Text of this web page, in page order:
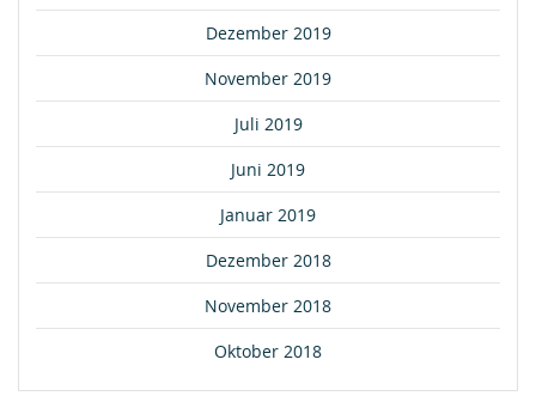
Dezember 2019
November 2019
Juli 2019
Juni 2019
Januar 2019
Dezember 2018
November 2018
Oktober 2018